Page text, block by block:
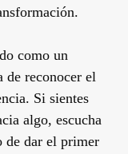
como un
de reconocer el
Si sientes
algo, escucha
de dar el primer